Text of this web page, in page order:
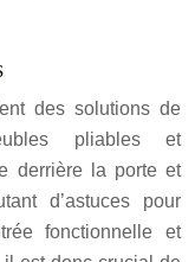
des solutions de
pliables et
derrière la porte et
d’astuces pour
fonctionnelle et